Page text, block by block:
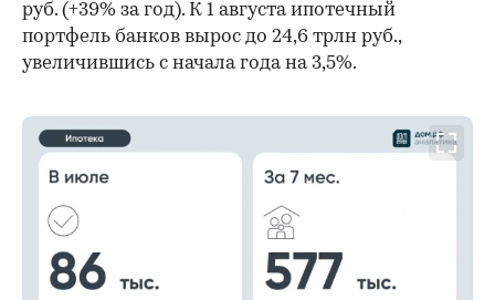
руб. (+39% за год). К 1 августа ипотечный
портфель банков вырос до 24,6 трлн руб.,
увеличившись с начала года на 3,5%.